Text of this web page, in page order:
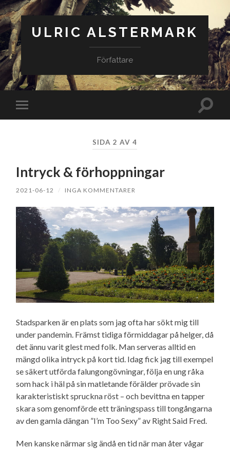
ULRIC ALSTERMARK
Författare
Slå
på/av
Slå
SIDA 2 AV 4
Intryck & förhoppningar
2021-06-12 / INGA KOMMENTARER
Stadsparken är en plats som jag ofta har sökt mig till
under pandemin. Främst tidiga förmiddagar på helger, då
det ännu varit glest med folk. Man serveras alltid en
mängd olika intryck på kort tid. Idag fick jag till exempel
se säkert utförda falungong­övningar, följa en ung råka
som hack i häl på sin matletande förälder prövade sin
karakteristiskt spruckna röst – och bevittna en tapper
skara som genomförde ett träningspass till tongångarna
av den gamla dängan ”I’m Too Sexy” av Right Said Fred.
Men kanske närmar sig ändå en tid när man åter vågar